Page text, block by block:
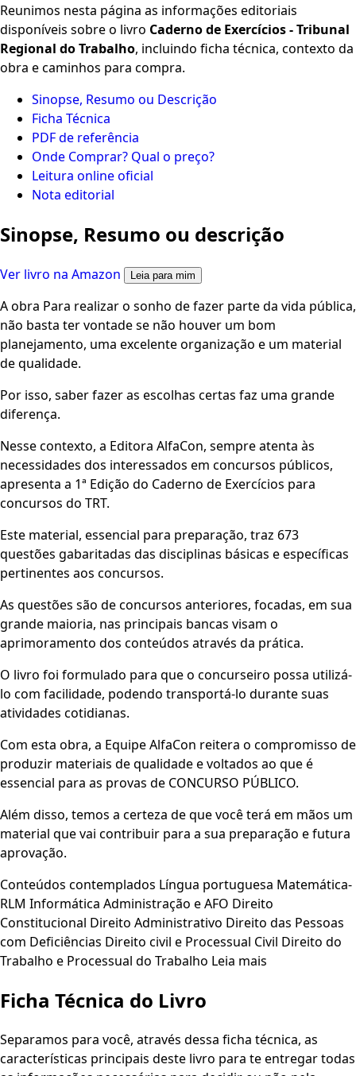
Reunimos nesta página as informações editoriais
disponíveis sobre o livro Caderno de Exercícios - Tribunal
Regional do Trabalho, incluindo ficha técnica, contexto da
obra e caminhos para compra.
Sinopse, Resumo ou Descrição
Ficha Técnica
PDF de referência
Onde Comprar? Qual o preço?
Leitura online oficial
Nota editorial
Sinopse, Resumo ou descrição
Ver livro na Amazon Leia para mim
A obra Para realizar o sonho de fazer parte da vida pública,
não basta ter vontade se não houver um bom
planejamento, uma excelente organização e um material
de qualidade.
Por isso, saber fazer as escolhas certas faz uma grande
diferença.
Nesse contexto, a Editora AlfaCon, sempre atenta às
necessidades dos interessados em concursos públicos,
apresenta a 1ª Edição do Caderno de Exercícios para
concursos do TRT.
Este material, essencial para preparação, traz 673
questões gabaritadas das disciplinas básicas e específicas
pertinentes aos concursos.
As questões são de concursos anteriores, focadas, em sua
grande maioria, nas principais bancas visam o
aprimoramento dos conteúdos através da prática.
O livro foi formulado para que o concurseiro possa utilizá-
lo com facilidade, podendo transportá-lo durante suas
atividades cotidianas.
Com esta obra, a Equipe AlfaCon reitera o compromisso de
produzir materiais de qualidade e voltados ao que é
essencial para as provas de CONCURSO PÚBLICO.
Além disso, temos a certeza de que você terá em mãos um
material que vai contribuir para a sua preparação e futura
aprovação.
Conteúdos contemplados Língua portuguesa Matemática-
RLM Informática Administração e AFO Direito
Constitucional Direito Administrativo Direito das Pessoas
com Deficiências Direito civil e Processual Civil Direito do
Trabalho e Processual do Trabalho Leia mais
Ficha Técnica do Livro
Separamos para você, através dessa ficha técnica, as
características principais deste livro para te entregar todas